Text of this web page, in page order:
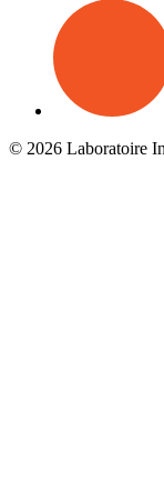
© 2026 Laboratoire